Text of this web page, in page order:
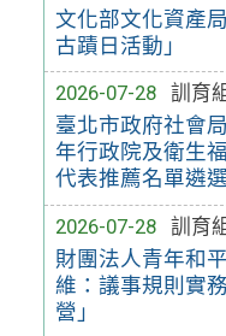
文化部文化資產
古蹟日活動」
2026-07-28
訓育
臺北市政府社會
年行政院及衛生
代表推薦名單遴選
2026-07-28
訓育
財團法人青年和
維：議事規則實
營」